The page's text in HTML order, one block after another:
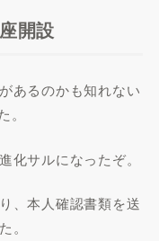
開設
あるのかも知れない
化サルになったぞ。
、本人確認書類を送
。